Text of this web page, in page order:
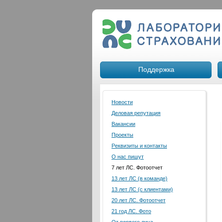
Поддержка
Новости
Деловая репутация
Вакансии
Проекты
Реквизиты и контакты
О нас пишут
7 лет ЛС. Фотоотчет
13 лет ЛС (в команде)
13 лет ЛС (с клиентами)
20 лет ЛС. Фотоотчет
21 год ЛС. Фото